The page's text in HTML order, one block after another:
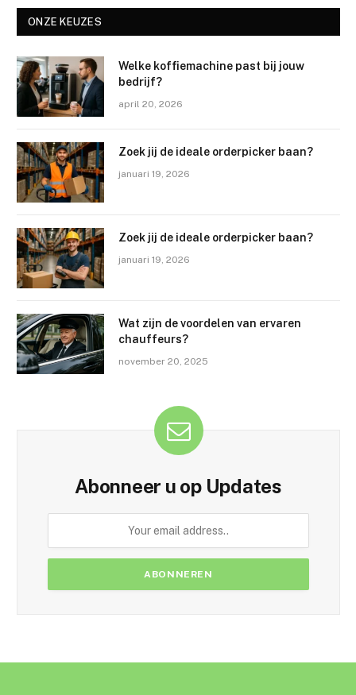
ONZE KEUZES
Welke koffiemachine past bij jouw
bedrijf?
april 20, 2026
Zoek jij de ideale orderpicker baan?
januari 19, 2026
Zoek jij de ideale orderpicker baan?
januari 19, 2026
Wat zijn de voordelen van ervaren
chauffeurs?
november 20, 2025
Abonneer u op Updates